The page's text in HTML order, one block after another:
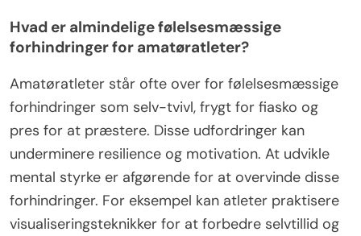
Hvad er almindelige følelsesmæssige
forhindringer for amatøratleter?
Amatøratleter står ofte over for følelsesmæssige
forhindringer som selv-tvivl, frygt for fiasko og
pres for at præstere. Disse udfordringer kan
underminere resilience og motivation. At udvikle
mental styrke er afgørende for at overvinde disse
forhindringer. For eksempel kan atleter praktisere
visualiseringsteknikker for at forbedre selvtillid og